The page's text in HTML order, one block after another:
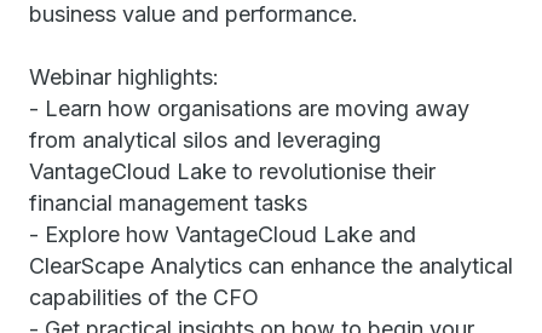
business value and performance.
Webinar highlights:
- Learn how organisations are moving away
from analytical silos and leveraging
VantageCloud Lake to revolutionise their
financial management tasks
- Explore how VantageCloud Lake and
ClearScape Analytics can enhance the analytical
capabilities of the CFO